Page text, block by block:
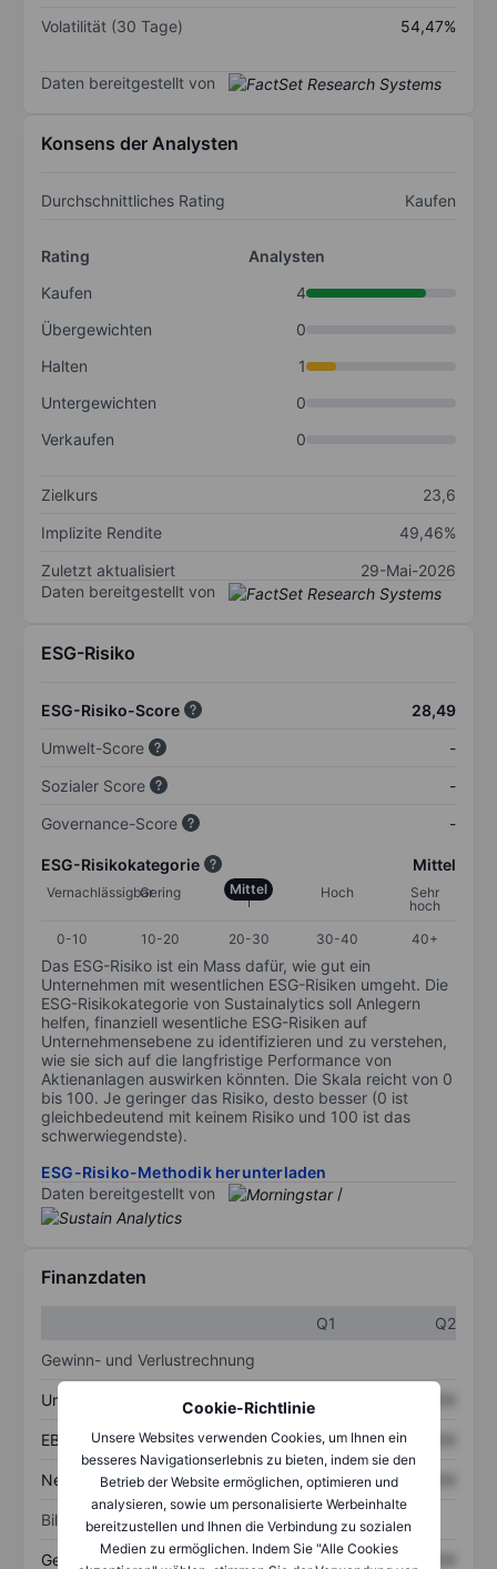
Cookie-Richtlinie
Unsere Websites verwenden Cookies, um Ihnen ein
besseres Navigationserlebnis zu bieten, indem sie den
Betrieb der Website ermöglichen, optimieren und
analysieren, sowie um personalisierte Werbeinhalte
bereitzustellen und Ihnen die Verbindung zu sozialen
Medien zu ermöglichen. Indem Sie "Alle Cookies
Volatilität (30 Tage)
54,47%
Daten bereitgestellt von
Konsens der Analysten
Durchschnittliches Rating Kaufen
Rating
Analysten
Kaufen
4
Übergewichten
0
Halten
1
Untergewichten
0
Verkaufen
0
Zielkurs
23,6
Implizite Rendite
49,46%
Zuletzt aktualisiert
29-Mai-2026
Daten bereitgestellt von
ESG-Risiko
ESG-Risiko-Score
28,49
Umwelt-Score
-
Sozialer Score
-
Governance-Score
-
ESG-Risikokategorie Mittel
VernachlässigbarGering Mittel Hoch
Sehr
hoch
0-10
10-20 20-30 30-40 40+
Das ESG-Risiko ist ein Mass dafür, wie gut ein
Unternehmen mit wesentlichen ESG-Risiken umgeht. Die
ESG-Risikokategorie von Sustainalytics soll Anlegern
helfen, finanziell wesentliche ESG-Risiken auf
Unternehmensebene zu identifizieren und zu verstehen,
wie sie sich auf die langfristige Performance von
Aktienanlagen auswirken könnten. Die Skala reicht von 0
bis 100. Je geringer das Risiko, desto besser (0 ist
gleichbedeutend mit keinem Risiko und 100 ist das
schwerwiegendste).
ESG-Risiko-Methodik herunterladen
Daten bereitgestellt von
/
Finanzdaten
Q1
Q2
Gewinn- und Verlustrechnung
Umsatz XXXXXXX
EBITDA XXXXXXX XXXXXXX
Nettoeinkommen XXXXXXX XXXXXXX
Bilanz
Gesamtvermögen XXXXXXX XXXXXXX